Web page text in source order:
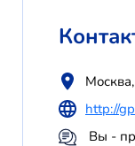
http://
Вы -